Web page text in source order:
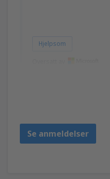
Hjelpsom
Se anmeldelser